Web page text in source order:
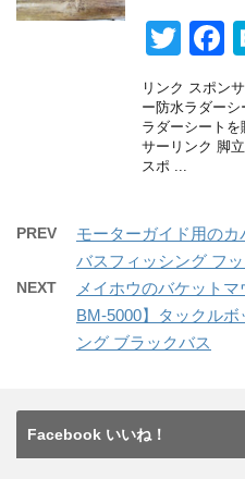
T
wi
tt
er
F
a
c
e
o
k
リンク スポン
ー防水ラダー
ラダーシート
サーリンク 脚
スポ ...
PREV
モーターガイド用の
バスフィッシング フ
NEXT
メイホウのバケット
BM-5000】タックル
ング ブラックバス
Facebook いいね！